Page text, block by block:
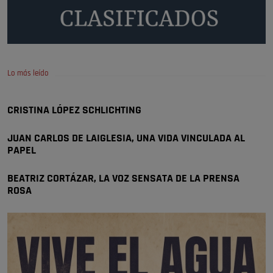
A ver si llega alguno que de verdad le importe la seguridad de Pozuelo
Pozuelo de Alarcón
Lo más leído
CRISTINA LÓPEZ SCHLICHTING
JUAN CARLOS DE LAIGLESIA, UNA VIDA VINCULADA AL
PAPEL
BEATRIZ CORTÁZAR, LA VOZ SENSATA DE LA PRENSA
ROSA